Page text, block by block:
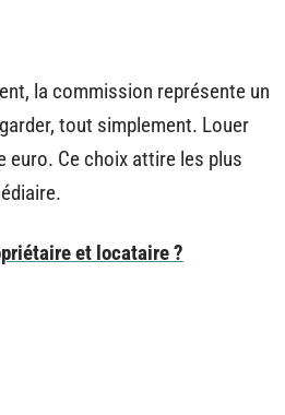
la commission représente un
tout simplement. Louer
euro. Ce choix attire les plus
et locataire ?